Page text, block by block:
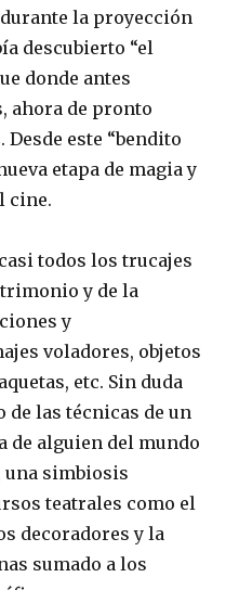
la proyección
descubierto “el
donde antes
ahora de pronto
este “bendito
etapa de magia y
cine.
todos los trucajes
y de la
y
voladores, objetos
etc. Sin duda
de las técnicas de un
de alguien del mundo
simbiosis
teatrales como el
decoradores y la
sumado a los